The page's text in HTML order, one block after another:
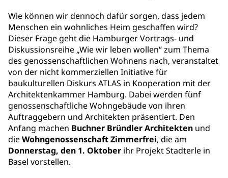
Wie können wir dennoch dafür sorgen, dass jedem
Menschen ein wohnliches Heim geschaffen wird?
Dieser Frage geht die Hamburger Vortrags- und
Diskussionsreihe „Wie wir leben wollen“ zum Thema
des genossenschaftlichen Wohnens nach, veranstaltet
von der nicht kommerziellen Initiative für
baukulturellen Diskurs ATLAS in Kooperation mit der
Architektenkammer Hamburg. Dabei werden fünf
genossenschaftliche Wohngebäude von ihren
Auftraggebern und Architekten präsentiert. Den
Anfang machen Buchner Bründler Architekten und
dieWohngenossenschaft Zimmerfrei, die am
Donnerstag, den 1. Oktober ihr Projekt Stadterle in
Basel vorstellen.